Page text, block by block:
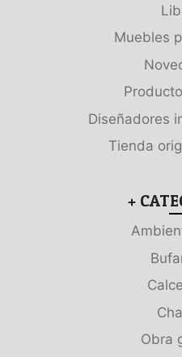
Muebles
Diseñadores
Tienda
+
Obra